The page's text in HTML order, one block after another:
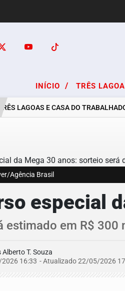
INÍCIO / TRÊS
LAGOAS E CASA DO
Agência Brasil
especial
estimado em R$ 300
Alberto T. Souza
16:33 - Atualizado22/05/2026